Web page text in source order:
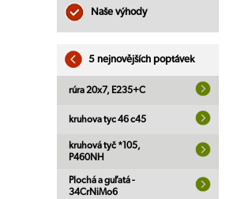
Naše výhody
5 nejnovějších poptávek
rúra 20x7, E235+C
kruhova tyc 46 c45
kruhová tyč *105,
P460NH
Plochá a guľatá -
34CrNiMo6